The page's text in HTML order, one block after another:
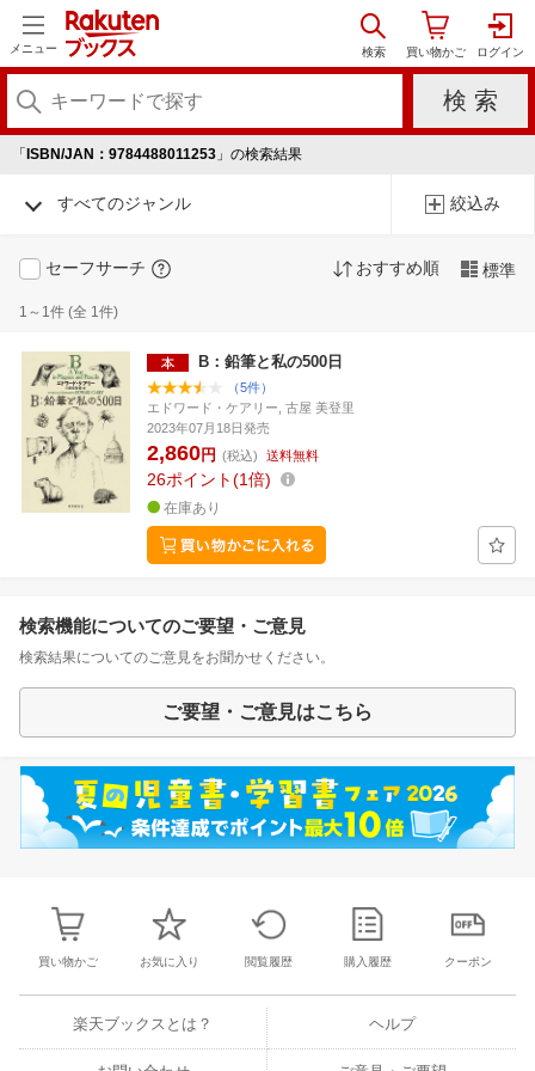
メニュー
「 ISBN/JAN：9784488011253 」の検索結果
すべてのジャンル 絞込み
セーフサーチ おすすめ順 標準
1～1件 (全 1件)
B：鉛筆と私の500日
（5件）
エドワード・ケアリー, 古屋 美登里
2023年07月18日発売
2,860円 (税込) 送料無料
26ポイント 1倍
在庫あり
検索機能についてのご要望・ご意見
検索結果についてのご意見をお聞かせください。
ご要望・ご意見はこちら
買い物かご お気に入り 閲覧履歴 購入履歴 クーポン
楽天ブックスとは？ ヘルプ